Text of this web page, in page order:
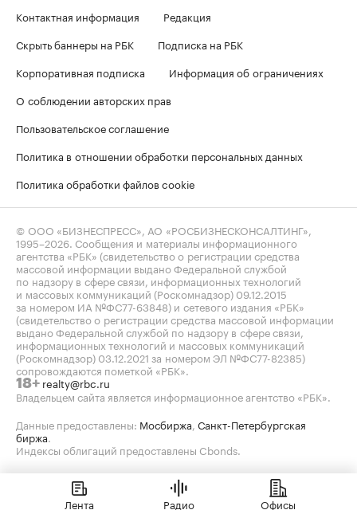
Контактная информация
Редакция
Скрыть баннеры на РБК
Подписка на РБК
Корпоративная подписка
Информация об ограничениях
О соблюдении авторских прав
Пользовательское соглашение
Политика в отношении обработки персональных данных
Политика обработки файлов cookie
© ООО «БИЗНЕСПРЕСС», АО «РОСБИЗНЕСКОНСАЛТИНГ»,
1995–2026 . Сообщения и материалы информационного
агентства «РБК» (свидетельство о регистрации средства
массовой информации выдано Федеральной службой
по надзору в сфере связи, информационных технологий
и массовых коммуникаций (Роскомнадзор) 09.12.2015
за номером ИА №ФС77-63848) и сетевого издания «РБК»
(свидетельство о регистрации средства массовой информации
выдано Федеральной службой по надзору в сфере связи,
информационных технологий и массовых коммуникаций
(Роскомнадзор) 03.12.2021 за номером ЭЛ №ФС77-82385)
сопровождаются пометкой «РБК».
18+ realty@rbc.ru
Владельцем сайта является информационное агентство «РБК».
Данные предоставлены: Мосбиржа Санкт-Петербургская
биржа
Индексы облигаций предоставлены Cbonds.
Лента Радио Офисы